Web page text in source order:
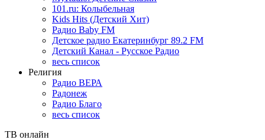
101.ru: Колыбельная
Kids Hits (Детский Хит)
Радио Baby FM
Детское радио Екатеринбург 89.2 FM
Детский Канал - Русское Радио
весь список
Религия
Радио ВЕРА
Радонеж
Радио Благо
весь список
ТВ онлайн